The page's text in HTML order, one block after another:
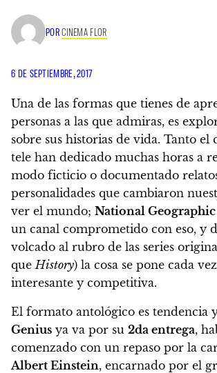
PORCINEMA FLOR
6 DE SEPTIEMBRE, 2017
Una de las formas que tienes de
personas a las que admiras, es
sobre sus historias de vida. Tanto el
tele han dedicado muchas horas a
modo ficticio o documentado
personalidades que cambiaron
ver el mundo; National Geographic
un canal comprometido con eso, y
volcado al rubro de las series
que History) la cosa se pone cada
interesante y competitiva.
El formato antológico es tendencia
Genius ya va por su 2da entrega,
comenzado con un repaso por la
Albert Einstein, encarnado por el